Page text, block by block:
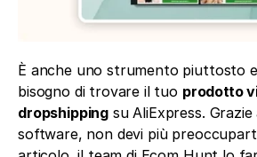
È anche uno strumento piuttosto
bisogno di trovare il tuo prodotto
dropshipping su AliExpress.
software, non devi più